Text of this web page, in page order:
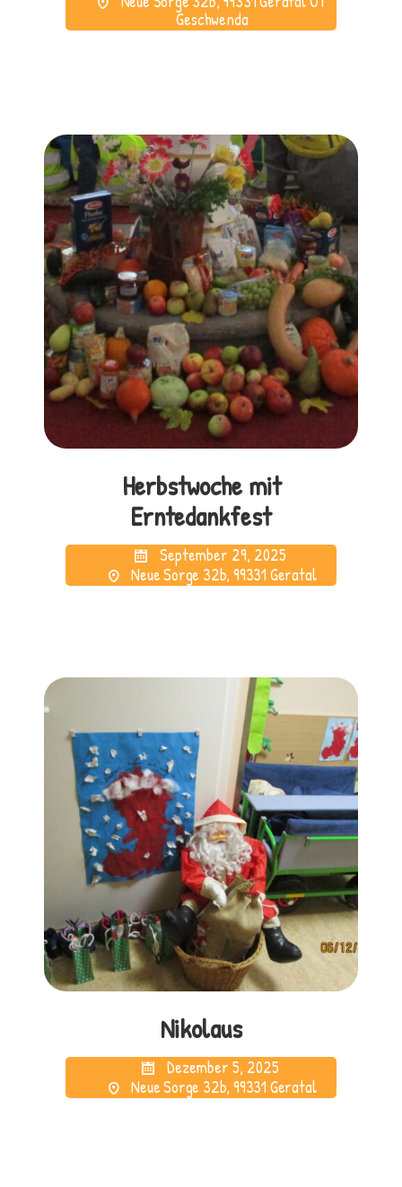
Geschwenda
Herbstwoche mit
Erntedankfest
September 29, 2025
Neue Sorge 32b, 99331 Geratal
Nikolaus
Dezember 5, 2025
Neue Sorge 32b, 99331 Geratal